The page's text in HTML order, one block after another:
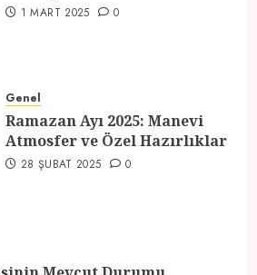
Atmosfer ve Özel Hazırlıklar
28 ŞUBAT 2025 0
1 MART 2025 0
Genel
Ramazan Ayı 2025: Manevi
Atmosfer ve Özel Hazırlıklar
28 ŞUBAT 2025 0